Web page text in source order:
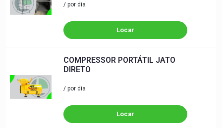
/ por dia
Locar
COMPRESSOR PORTÁTIL JATO
DIRETO
/ por dia
Locar